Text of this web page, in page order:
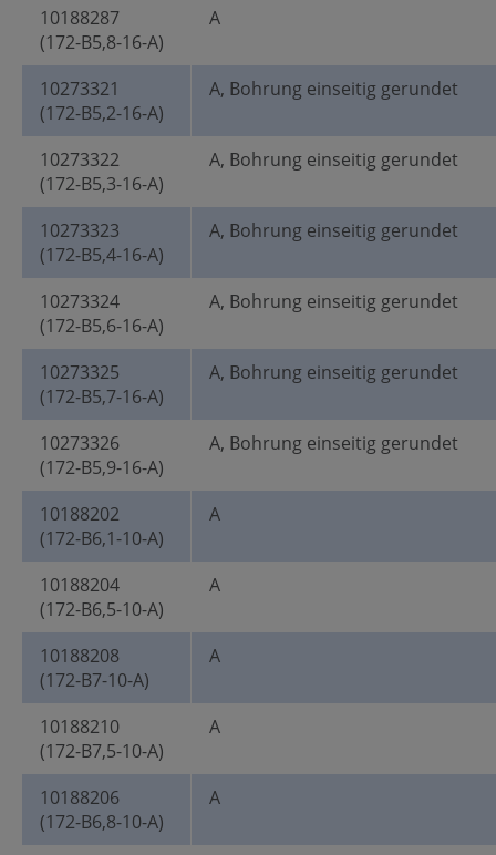
10188287
(172-B5,8-16-A)
A
10273321
(172-B5,2-16-A)
A, Bohrung einseitig gerundet
10273322
(172-B5,3-16-A)
A, Bohrung einseitig gerundet
10273323
(172-B5,4-16-A)
A, Bohrung einseitig gerundet
10273324
(172-B5,6-16-A)
A, Bohrung einseitig gerundet
10273325
(172-B5,7-16-A)
A, Bohrung einseitig gerundet
10273326
(172-B5,9-16-A)
A, Bohrung einseitig gerundet
10188202
(172-B6,1-10-A)
A
10188204
(172-B6,5-10-A)
A
10188208
(172-B7-10-A)
A
10188210
(172-B7,5-10-A)
A
10188206
(172-B6,8-10-A)
A